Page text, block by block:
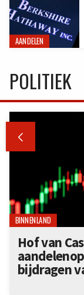
AANDELEN
POLITIEK

BINNENLAND
Hof van
bijdragen